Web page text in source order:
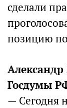
сделали
позицию
Александр
Госдумы
— Сегодня